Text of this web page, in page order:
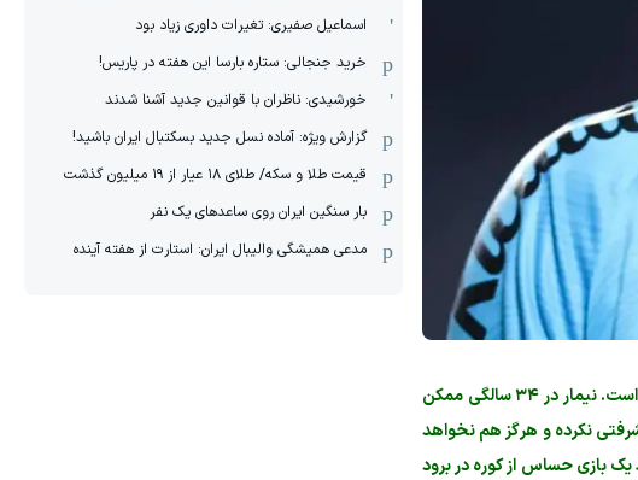
اما در کنار این‌ها، شکنندگی روحی و روانی او هم مطرح است؛ همان سمی که بارها دوران حرفه‌ای نیمار را مسموم کرده است. نیمار در ۳۴ سالگی ممکن
نکرده و هرگز هم نخواهد
یک بازی حساس از کوره در برود
اسماعیل صفیری: تغیرات داوری زیاد بود
خرید جنجالی: ستاره بارسا این هفته در پاریس!
خورشیدی: ناظران با قوانین جدید آشنا شدند
گزارش ویژه‌: آماده نسل جدید بسکتبال ایران باشید!
قیمت طلا و سکه/ طلای ۱۸ عیار از ۱۹ میلیون گذشت
بار سنگین ایران روی ساعدهای یک نفر
مدعی همیشگی والیبال ایران: استارت از هفته آینده